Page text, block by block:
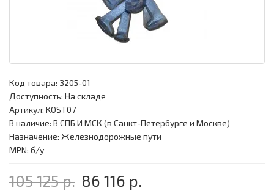
Код товара: 3205-01
Доступность: На складе
Артикул: KOST07
В наличие: В СПБ И МСК (в Санкт-Петербурге и Москве)
Назначение: Железнодорожные пути
MPN: б/у
105 125 р. 86 116 р.